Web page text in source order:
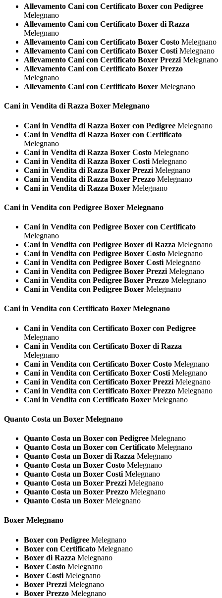
Allevamento Cani con Certificato Boxer con Pedigree
Melegnano
Allevamento Cani con Certificato Boxer di Razza
Melegnano
Allevamento Cani con Certificato Boxer Costo Melegnano
Allevamento Cani con Certificato Boxer Costi Melegnano
Allevamento Cani con Certificato Boxer Prezzi Melegnano
Allevamento Cani con Certificato Boxer Prezzo
Melegnano
Allevamento Cani con Certificato Boxer Melegnano
Cani in Vendita di Razza Boxer Melegnano
Cani in Vendita di Razza Boxer con Pedigree Melegnano
Cani in Vendita di Razza Boxer con Certificato
Melegnano
Cani in Vendita di Razza Boxer Costo Melegnano
Cani in Vendita di Razza Boxer Costi Melegnano
Cani in Vendita di Razza Boxer Prezzi Melegnano
Cani in Vendita di Razza Boxer Prezzo Melegnano
Cani in Vendita di Razza Boxer Melegnano
Cani in Vendita con Pedigree Boxer Melegnano
Cani in Vendita con Pedigree Boxer con Certificato
Melegnano
Cani in Vendita con Pedigree Boxer di Razza Melegnano
Cani in Vendita con Pedigree Boxer Costo Melegnano
Cani in Vendita con Pedigree Boxer Costi Melegnano
Cani in Vendita con Pedigree Boxer Prezzi Melegnano
Cani in Vendita con Pedigree Boxer Prezzo Melegnano
Cani in Vendita con Pedigree Boxer Melegnano
Cani in Vendita con Certificato Boxer Melegnano
Cani in Vendita con Certificato Boxer con Pedigree
Melegnano
Cani in Vendita con Certificato Boxer di Razza
Melegnano
Cani in Vendita con Certificato Boxer Costo Melegnano
Cani in Vendita con Certificato Boxer Costi Melegnano
Cani in Vendita con Certificato Boxer Prezzi Melegnano
Cani in Vendita con Certificato Boxer Prezzo Melegnano
Cani in Vendita con Certificato Boxer Melegnano
Quanto Costa un Boxer Melegnano
Quanto Costa un Boxer con Pedigree Melegnano
Quanto Costa un Boxer con Certificato Melegnano
Quanto Costa un Boxer di Razza Melegnano
Quanto Costa un Boxer Costo Melegnano
Quanto Costa un Boxer Costi Melegnano
Quanto Costa un Boxer Prezzi Melegnano
Quanto Costa un Boxer Prezzo Melegnano
Quanto Costa un Boxer Melegnano
Boxer Melegnano
Boxer con Pedigree Melegnano
Boxer con Certificato Melegnano
Boxer di Razza Melegnano
Boxer Costo Melegnano
Boxer Costi Melegnano
Boxer Prezzi Melegnano
Boxer Prezzo Melegnano